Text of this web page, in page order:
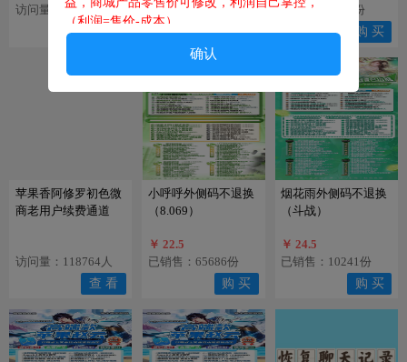
访问量：103380人
查 看
访问量：13933人
查 看
已销售：3626份
购 买
苹果香阿修罗初色微
商老用户续费通道
访问量：118764人
查 看
小呼呼外侧码不退换
（8.069）
￥ 22.5
已销售：65686份
购 买
烟花雨外侧码不退换
（斗战）
￥ 24.5
已销售：10241份
购 买
（利润=售价-成本 ）
4.
客户在你商城开通分站代理 提成也属于你，躺
赚！
你的代理每出一单你都有佣金，躺赚！
售后须知
不可刷机换机，不可恢复出 厂设置，不可系统
升级、 更换手机卡等操作，激活码请妥善保管，
苹果用户请勿打开广告追踪标识。
2.如遇腾讯查封，政府查封，开发商被抓跑路，
服务器系统维护瘫痪，等不可抗拒因素，概不退
3.软件为您带来便利的同时，也请要接受他的风
险。
确认